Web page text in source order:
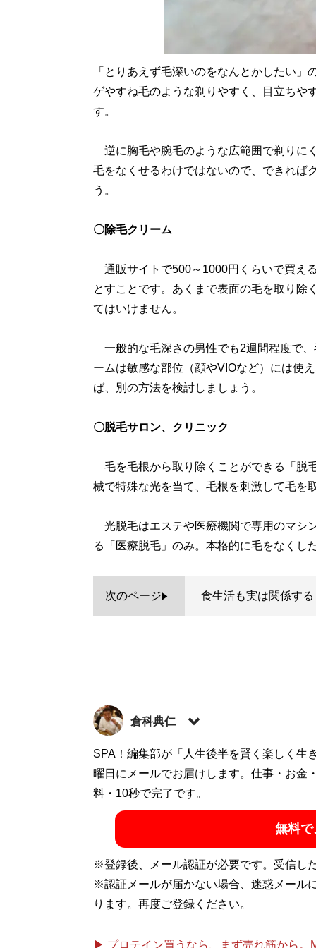
「とりあえず毛深いのをなんとかしたい
ゲやすね毛のような剃りやすく、目立ちや
す。
逆に胸毛や腕毛のような広範囲で剃りに
毛をなくせるわけではないので、できれば
う。
〇除毛クリーム
通販サイトで500～1000円くらいで買え
とすことです。あくまで表面の毛を取り除
てはいけません。
一般的な毛深さの男性でも2週間程度で
ームは敏感な部位（顔やVIOなど）には使
ば、別の方法を検討しましょう。
〇脱毛サロン、クリニック
毛を毛根から取り除くことができる「脱
械で特殊な光を当て、毛根を刺激して毛を
光脱毛はエステや医療機関で専用のマシ
る「医療脱毛」のみ。本格的に毛をなくし
次のページ 食生活も実は関係する
倉科典仁
渋谷系ファッション雑誌『MEN’S
若者カルチャーをテーマにした雑誌を多数
ファッション＆ライフスタイル情報を発信
MAN’s LABO」、大きいサイズのファッシ
けで日本の経済を向上させるべく奮闘中。
記事一覧へ
SPA！編集部が「人生後半を賢く楽しく生
曜日にメールでお届けします。仕事・お
料・10秒で完了です。
無料
※登録後、メール認証が必要です。受信し
※認証メールが届かない場合、迷惑メール
ります。再度ご登録ください。
▶ プロテイン買うなら、まず売れ筋から。